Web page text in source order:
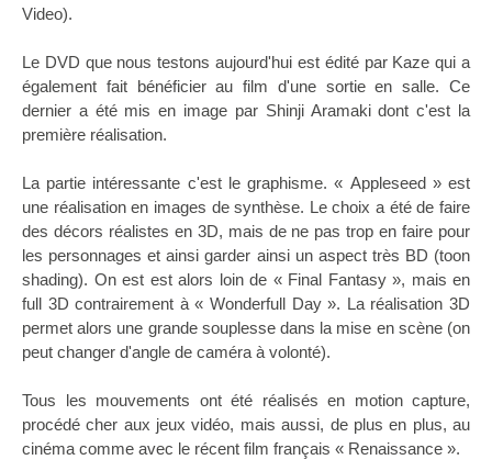
Video).
Le DVD que nous testons aujourd'hui est édité par Kaze qui a
également fait bénéficier au film d'une sortie en salle. Ce
dernier a été mis en image par Shinji Aramaki dont c'est la
première réalisation.
La partie intéressante c'est le graphisme. « Appleseed » est
une réalisation en images de synthèse. Le choix a été de faire
des décors réalistes en 3D, mais de ne pas trop en faire pour
les personnages et ainsi garder ainsi un aspect très BD (toon
shading). On est est alors loin de « Final Fantasy », mais en
full 3D contrairement à « Wonderfull Day ». La réalisation 3D
permet alors une grande souplesse dans la mise en scène (on
peut changer d'angle de caméra à volonté).
Tous les mouvements ont été réalisés en motion capture,
procédé cher aux jeux vidéo, mais aussi, de plus en plus, au
cinéma comme avec le récent film français « Renaissance ».